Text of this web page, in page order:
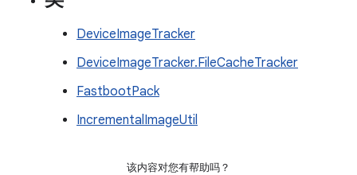
DeviceImageTracker
DeviceImageTracker.FileCacheTracker
FastbootPack
IncrementalImageUtil
该内容对您有帮助吗？